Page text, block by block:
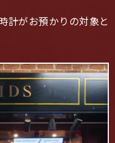
計がお預かりの対象と